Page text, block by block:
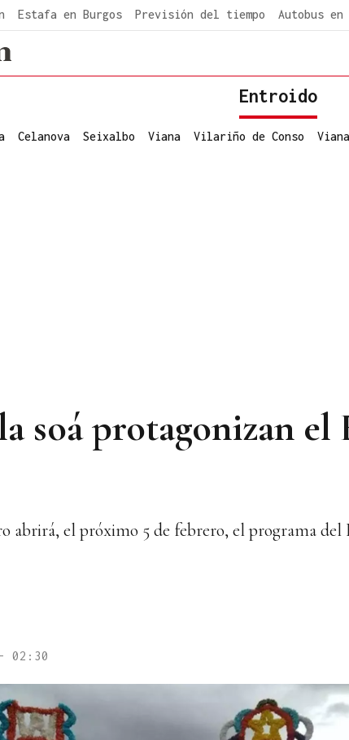
Estafa en Burgos Previsión del tiempo Autobus en
Entroido
Celanova Seixalbo Viana Vilariño de Conso
soá protagonizan el
abrirá, el próximo 5 de febrero, el programa
02:30